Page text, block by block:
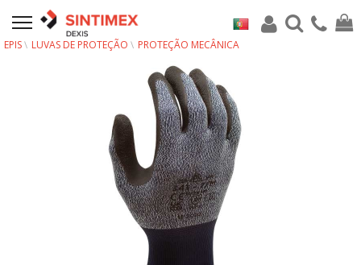
EPIS LUVAS DE PROTEÇÃO PROTEÇÃO MECÂNICA